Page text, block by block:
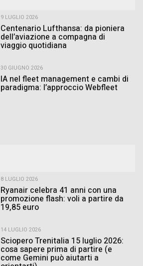
9 LUGLIO 2026
Centenario Lufthansa: da pioniera
dell’aviazione a compagna di
viaggio quotidiana
30 GIUGNO 2026
IA nel fleet management e cambi di
paradigma: l’approccio Webfleet
8 LUGLIO 2026
Ryanair celebra 41 anni con una
promozione flash: voli a partire da
19,85 euro
14 LUGLIO 2026
Sciopero Trenitalia 15 luglio 2026:
cosa sapere prima di partire (e
come Gemini può aiutarti a